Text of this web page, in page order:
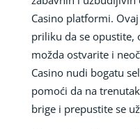
Casino platformi.
priliku da se opustite,
možda ostvarite i
Casino nudi bogatu
pomoći da na
brige i prepustite se